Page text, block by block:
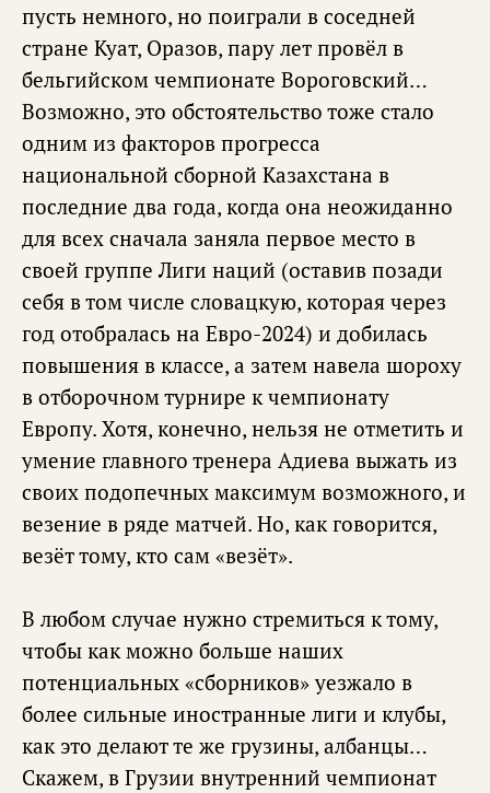
пусть немного, но поиграли в соседней
стране Куат, Оразов, пару лет провёл в
бельгийском чемпионате Вороговский…
Возможно, это обстоятельство тоже стало
одним из факторов прогресса
национальной сборной Казахстана в
последние два года, когда она неожиданно
для всех сначала заняла первое место в
своей группе Лиги наций (оставив позади
себя в том числе словацкую, которая через
год отобралась на Евро-2024) и добилась
повышения в классе, а затем навела шороху
в отборочном турнире к чемпионату
Европу. Хотя, конечно, нельзя не отметить и
умение главного тренера Адиева выжать из
своих подопечных максимум возможного, и
везение в ряде матчей. Но, как говорится,
везёт тому, кто сам «везёт».
В любом случае нужно стремиться к тому,
чтобы как можно больше наших
потенциальных «сборников» уезжало в
более сильные иностранные лиги и клубы,
как это делают те же грузины, албанцы…
Скажем, в Грузии внутренний чемпионат